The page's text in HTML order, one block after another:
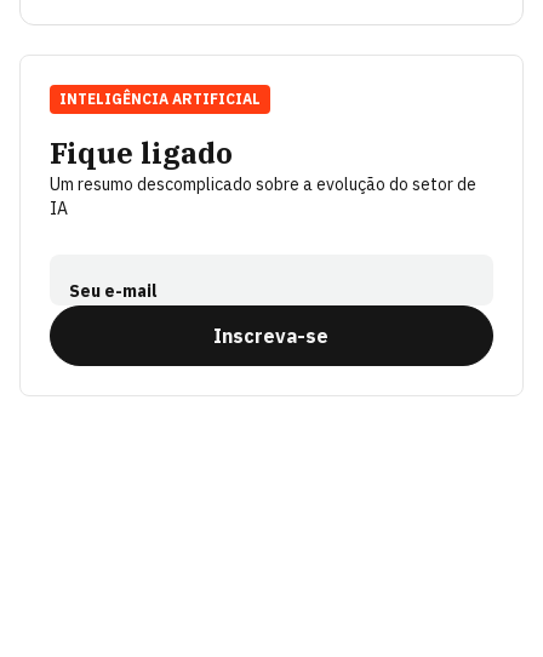
Fique ligado
Um resumo descomplicado sobre a evolução do setor de
IA
Seu e-mail
Inscreva-se
INTELIGÊNCIA ARTIFICIAL